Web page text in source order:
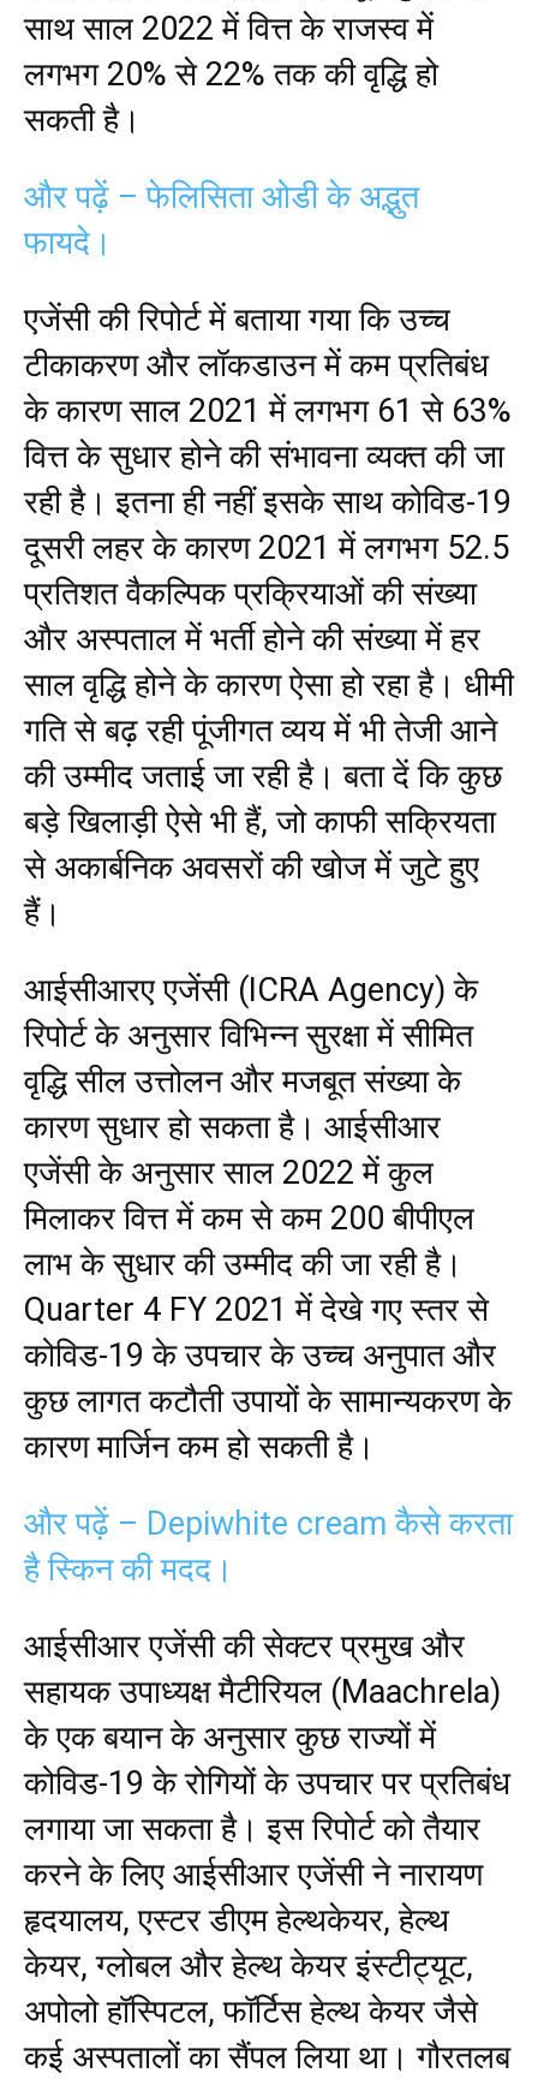
साथ साल 2022 में वित्त के राजस्व में
लगभग 20% से 22% तक की वृद्धि हो
सकती है।
और पढ़ें – फेलिसिता ओडी के अद्भुत
फायदे।
एजेंसी की रिपोर्ट में बताया गया कि उच्च
टीकाकरण और लॉकडाउन में कम प्रतिबंध
के कारण साल 2021 में लगभग 61 से 63%
वित्त के सुधार होने की संभावना व्यक्त की जा
रही है। इतना ही नहीं इसके साथ कोविड-19
दूसरी लहर के कारण 2021 में लगभग 52.5
प्रतिशत वैकल्पिक प्रक्रियाओं की संख्या
और अस्पताल में भर्ती होने की संख्या में हर
साल वृद्धि होने के कारण ऐसा हो रहा है। धीमी
गति से बढ़ रही पूंजीगत व्यय में भी तेजी आने
की उम्मीद जताई जा रही है। बता दें कि कुछ
बड़े खिलाड़ी ऐसे भी हैं, जो काफी सक्रियता
से अकार्बनिक अवसरों की खोज में जुटे हुए
हैं।
आईसीआरए एजेंसी (ICRA Agency) के
रिपोर्ट के अनुसार विभिन्न सुरक्षा में सीमित
वृद्धि सील उत्तोलन और मजबूत संख्या के
कारण सुधार हो सकता है। आईसीआर
एजेंसी के अनुसार साल 2022 में कुल
मिलाकर वित्त में कम से कम 200 बीपीएल
लाभ के सुधार की उम्मीद की जा रही है।
Quarter 4 FY 2021 में देखे गए स्तर से
कोविड-19 के उपचार के उच्च अनुपात और
कुछ लागत कटौती उपायों के सामान्यकरण के
कारण मार्जिन कम हो सकती है।
और पढ़ें – Depiwhite cream कैसे करता
है स्किन की मदद।
आईसीआर एजेंसी की सेक्टर प्रमुख और
सहायक उपाध्यक्ष मैटीरियल (Maachrela)
के एक बयान के अनुसार कुछ राज्यों में
कोविड-19 के रोगियों के उपचार पर प्रतिबंध
लगाया जा सकता है। इस रिपोर्ट को तैयार
करने के लिए आईसीआर एजेंसी ने नारायण
हृदयालय, एस्टर डीएम हेल्थकेयर, हेल्थ
केयर, ग्लोबल और हेल्थ केयर इंस्टीट्यूट,
अपोलो हॉस्पिटल, फॉर्टिस हेल्थ केयर जैसे
कई अस्पतालों का सैंपल लिया था। गौरतलब